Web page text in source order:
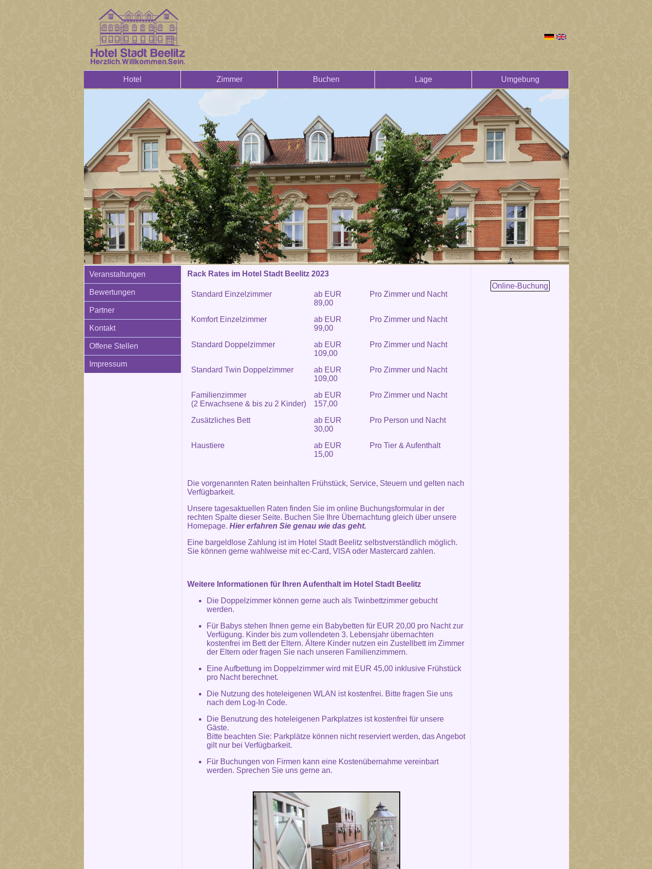
Hotel Zimmer Buchen Lage Umgebung
Veranstaltungen
Bewertungen
Partner
Kontakt
Offene Stellen
Impressum
Rack Rates im Hotel Stadt Beelitz 2023
Standard Einzelzimmer
ab EUR
89,00
Pro Zimmer und Nacht
Komfort Einzelzimmer
ab EUR
99,00
Pro Zimmer und Nacht
Standard Doppelzimmer
ab EUR
109,00
Pro Zimmer und Nacht
Standard Twin Doppelzimmer
ab EUR
109,00
Pro Zimmer und Nacht
Familienzimmer
(2 Erwachsene & bis zu 2 Kinder)
ab EUR
157,00
Pro Zimmer und Nacht
Zusätzliches Bett
ab EUR
30,00
Pro Person und Nacht
Haustiere
ab EUR
15,00
Pro Tier & Aufenthalt
Die vorgenannten Raten beinhalten Frühstück, Service, Steuern und gelten nach
Verfügbarkeit.
Unsere tagesaktuellen Raten finden Sie im online Buchungsformular in der
rechten Spalte dieser Seite. Buchen Sie Ihre Übernachtung gleich über unsere
Homepage. Hier erfahren Sie genau wie das geht.
Eine bargeldlose Zahlung ist im Hotel Stadt Beelitz selbstverständlich möglich.
Sie können gerne wahlweise mit ec-Card, VISA oder Mastercard zahlen.
Weitere Informationen für Ihren Aufenthalt im Hotel Stadt Beelitz
Die Doppelzimmer können gerne auch als Twinbettzimmer gebucht
werden.
Für Babys stehen Ihnen gerne ein Babybetten für EUR 20,00 pro Nacht zur
Verfügung. Kinder bis zum vollendeten 3. Lebensjahr übernachten
kostenfrei im Bett der Eltern. Ältere Kinder nutzen ein Zustellbett im Zimmer
der Eltern oder fragen Sie nach unseren Familienzimmern.
Eine Aufbettung im Doppelzimmer wird mit EUR 45,00 inklusive Frühstück
pro Nacht berechnet.
Die Nutzung des hoteleigenen WLAN ist kostenfrei. Bitte fragen Sie uns
nach dem Log-In Code.
Die Benutzung des hoteleigenen Parkplatzes ist kostenfrei für unsere
Gäste.
Bitte beachten Sie: Parkplätze können nicht reserviert werden, das Angebot
gilt nur bei Verfügbarkeit.
Für Buchungen von Firmen kann eine Kostenübernahme vereinbart
werden. Sprechen Sie uns gerne an.
Online-Buchung